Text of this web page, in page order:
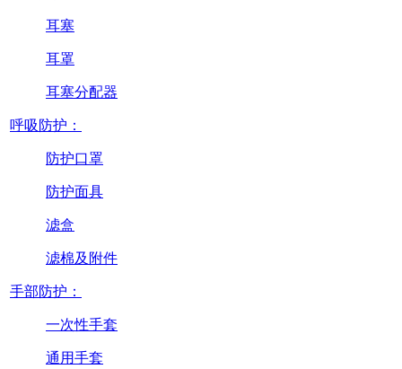
耳塞
耳罩
耳塞分配器
呼吸防护：
防护口罩
防护面具
滤盒
滤棉及附件
手部防护：
一次性手套
通用手套